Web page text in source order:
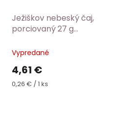
Ježiškov nebeský čaj,
porciovaný 27 g
Vypredané
4,61 €
Jednotková
0,26 € / 1 ks